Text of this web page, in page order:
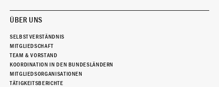
ÜBER UNS
SELBSTVERSTÄNDNIS
MITGLIEDSCHAFT
TEAM & VORSTAND
KOORDINATION IN DEN BUNDESLÄNDERN
MITGLIEDSORGANISATIONEN
TÄTIGKEITSBERICHTE